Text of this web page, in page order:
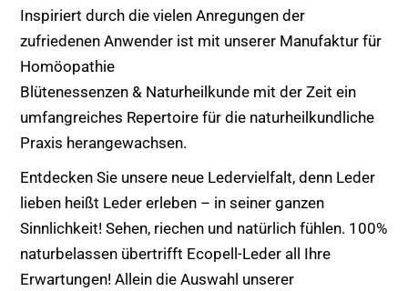
Inspiriert durch die vielen Anregungen der
zufriedenen Anwender ist mit unserer Manufaktur für
Homöopathie
Blütenessenzen & Naturheilkunde mit der Zeit ein
umfangreiches Repertoire für die naturheilkundliche
Praxis herangewachsen.
Entdecken Sie unsere neue Ledervielfalt, denn Leder
lieben heißt Leder erleben – in seiner ganzen
Sinnlichkeit! Sehen, riechen und natürlich fühlen. 100%
naturbelassen übertrifft Ecopell-Leder all Ihre
Erwartungen! Allein die Auswahl unserer